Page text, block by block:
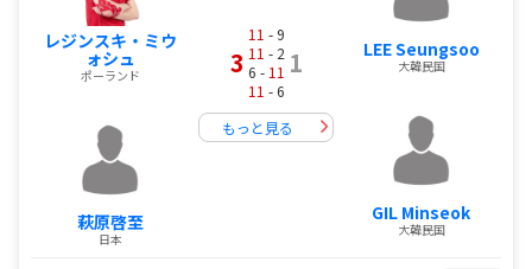
レジンスキ・ミウ
ォシュ
ポーランド
萩原啓至
日本
3
11 - 9
11 - 2
6 - 11
11 - 6
1
もっと見る
LEE Seungsoo
大韓民国
GIL Minseok
大韓民国